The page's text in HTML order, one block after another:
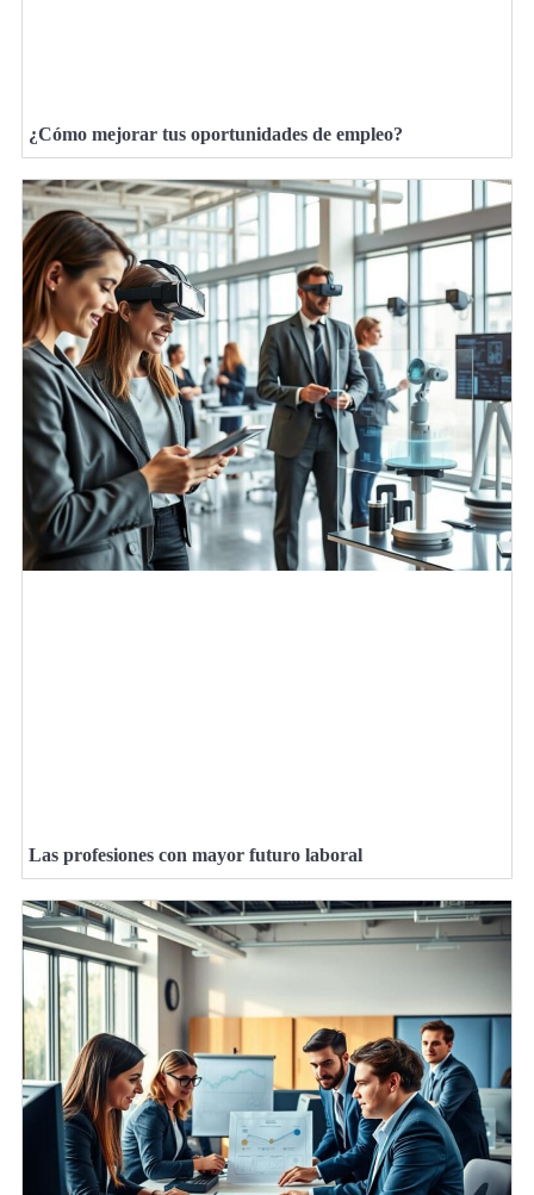
¿Cómo mejorar tus oportunidades de empleo?
Las profesiones con mayor futuro laboral